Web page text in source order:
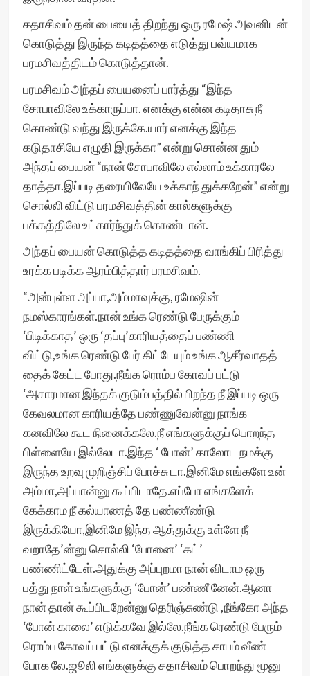
சதாசிவம் தன் பையைத் திறந்து ஒரு ரமேஷ் அவனிடன்
கொடுத்து இருந்த கடிதத்தை எடுத்து பவ்யமாக
பரமசிவத்திடம் கொடுத்தான்.
பரமசிவம் அந்தப் பையனைப் பார்த்து “இந்த
சோபாவிலே உக்காருப்பா. எனக்கு என்ன கடிதாசு நீ
கொண்டு வந்து இருக்கே.யார் எனக்கு இந்த
கடுதாசியே எழுதி இருக்கா” என்று சொன்ன தும்
அந்தப் பையன் “நான் சோபாவிலே எல்லாம் உக்காரலே
தாத்தா.இப்படி தரையிலேயே உக்காந் துக்கறேன்” என்று
சொல்லி விட்டு பரமசிவத்தின் கால்களுக்கு
பக்கத்திலே உட்கார்ந்துக் கொண்டான்.
அந்தப் பையன் கொடுத்த கடிதத்தை வாங்கிப் பிரித்து
உரக்க படிக்க ஆரம்பித்தார் பரமசிவம்.
“அன்புள்ள அப்பா,அம்மாவுக்கு, ரமேஷின்
நமஸ்காரங்கள்.நான் உங்க ரெண்டு பேருக்கும்
‘பிடிக்காத’ ஒரு ‘தப்பு’காரியத்தைப் பண்ணி
விட்டு,உங்க ரெண்டு பேர் கிட்டேயும் உங்க ஆசீர்வாதத்
தைக் கேட்ட போது.நீங்க ரொம்ப கோவப் பட்டு
‘அசாரமான இந்தக் குடும்பத்தில் பிறந்த நீ இப்படி ஒரு
கேவலமான காரியத்தே பண்ணுவேன்னு நாங்க
கனவிலே கூட நினைக்கலே.நீ எங்களுக்குப் பொறந்த
பிள்ளையே இல்லேடா.இந்த ‘ போன்’ காலோட நமக்கு
இருந்த உறவு முறிஞ்சிப் போச்சு டா.இனிமே எங்களே உன்
அம்மா,அப்பான்னு கூப்பிடாதே.எப்போ எங்களேக்
கேக்காம நீ கல்யாணத் தே பண்ணீண்டு
இருக்கியோ,இனிமே இந்த ஆத்துக்கு உள்ளே நீ
வறாதே’ன்னு சொல்லி ‘போனை’ ‘கட்’
பண்ணிட்டேள்.அதுக்கு அப்புறமா நான் விடாம ஒரு
பத்து நாள் உங்களுக்கு ‘போன்’ பண்ணீ னேன்.ஆனா
நான் தான் கூப்பிடறேன்னு தெரிஞ்சுண்டு ,நீங்கோ அந்த
‘போன் காலை’ எடுக்கவே இல்லே.நீங்க ரெண்டு பேரும்
ரொம்ப கோவப் பட்டு எனக்குக் குடுத்த சாபம் வீண்
போக லே.ஜூலி எங்களுக்கு சதாசிவம் பொறந்து மூனு